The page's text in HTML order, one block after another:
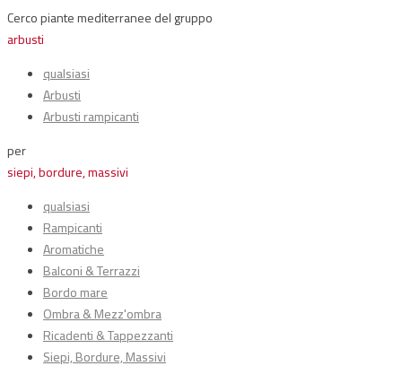
Cerco piante mediterranee del gruppo
arbusti
qualsiasi
Arbusti
Arbusti rampicanti
per
siepi, bordure, massivi
qualsiasi
Rampicanti
Aromatiche
Balconi & Terrazzi
Bordo mare
Ombra & Mezz'ombra
Ricadenti & Tappezzanti
Siepi, Bordure, Massivi